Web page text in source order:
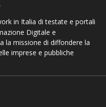
in Italia di testate e portali
Digitale e
la missione di diffondere la
imprese e pubbliche